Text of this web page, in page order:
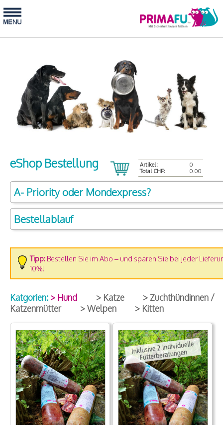
eShop Bestellung Artikel:
0
Total CHF:
0.00
A- Priority oder Mondexpress?
Bestellablauf
Tipp: Bestellen Sie im Abo – und sparen Sie bei jeder
10%!
Katgorien: > Hund > Katze
> Zuchthündinnen /
Katzenmütter
> Welpen > Kitten